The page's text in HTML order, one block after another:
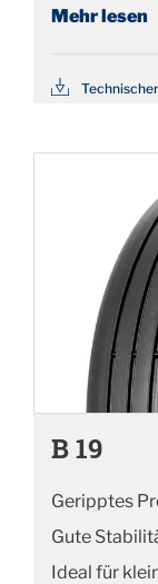
Mehr lesen
B 19
Geripptes
Gute
Ideal für